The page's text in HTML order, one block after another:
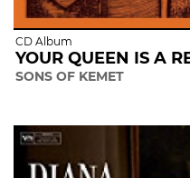
CD Album
SONS OF KEMET